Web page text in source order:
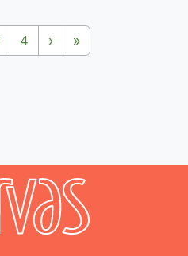
4 › Page suivante
»Dernière page